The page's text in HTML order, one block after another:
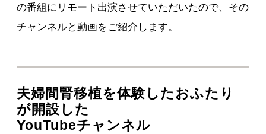
の番組にリモート出演させていただいたので、その
チャンネルと動画をご紹介します。
夫婦間腎移植を体験したおふたり
が開設した
YouTubeチャンネル